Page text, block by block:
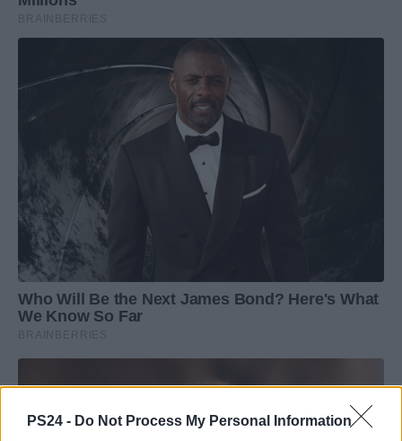
PS24 - Do Not Process My Personal Information